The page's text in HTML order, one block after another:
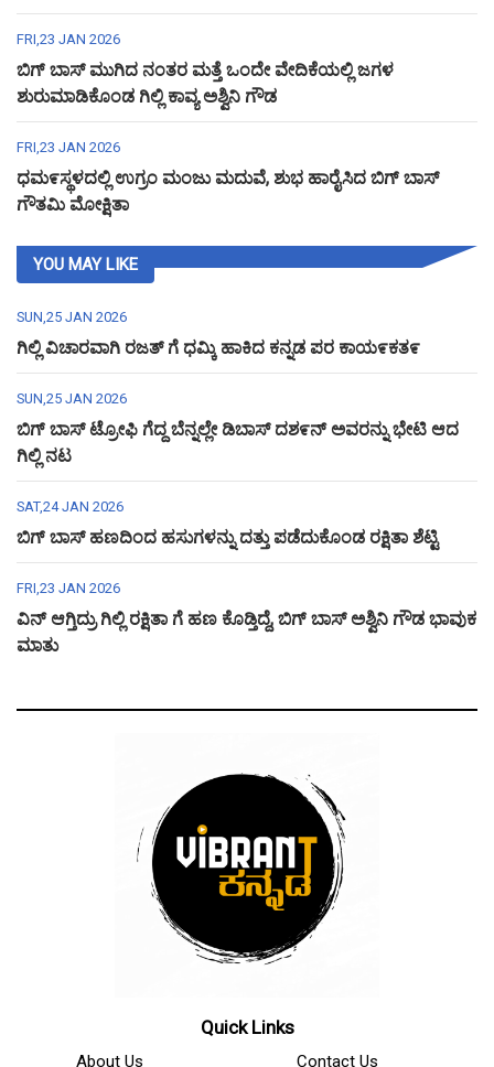
FRI,23 JAN 2026
ಬಿಗ್ ಬಾಸ್ ಮುಗಿದ ನಂತರ ಮತ್ತೆ ಒಂದೇ ವೇದಿಕೆಯಲ್ಲಿ ಜಗಳ
ಶುರುಮಾಡಿಕೊಂಡ ಗಿಲ್ಲಿ ಕಾವ್ಯ ಅಶ್ವಿನಿ ಗೌಡ
FRI,23 JAN 2026
ಧಮ೯ಸ್ಥಳದಲ್ಲಿ ಉಗ್ರಂ ಮಂಜು ಮದುವೆ, ಶುಭ ಹಾರೈಸಿದ ಬಿಗ್ ಬಾಸ್
ಗೌತಮಿ ಮೋಕ್ಷಿತಾ
YOU MAY LIKE
SUN,25 JAN 2026
ಗಿಲ್ಲಿ ವಿಚಾರವಾಗಿ ರಜತ್ ಗೆ ಧಮ್ಕಿ ಹಾಕಿದ ಕನ್ನಡ ಪರ ಕಾಯ೯ಕತ೯
SUN,25 JAN 2026
ಬಿಗ್ ಬಾಸ್ ಟ್ರೋಫಿ ಗೆದ್ದ ಬೆನ್ನಲ್ಲೇ ಡಿಬಾಸ್ ದಶ೯ನ್ ಅವರನ್ನು ಭೇಟಿ ಆದ
ಗಿಲ್ಲಿ ನಟ
SAT,24 JAN 2026
ಬಿಗ್ ಬಾಸ್ ಹಣದಿಂದ ಹಸುಗಳನ್ನು ದತ್ತು ಪಡೆದುಕೊಂಡ ರಕ್ಷಿತಾ ಶೆಟ್ಟಿ
FRI,23 JAN 2026
ವಿನ್ ಆಗ್ತಿದ್ರು ಗಿಲ್ಲಿ ರಕ್ಷಿತಾ ಗೆ ಹಣ ಕೊಡ್ತಿದ್ದೆ, ಬಿಗ್ ಬಾಸ್ ಅಶ್ವಿನಿ ಗೌಡ ಭಾವುಕ
ಮಾತು
Quick Links
About Us Contact Us